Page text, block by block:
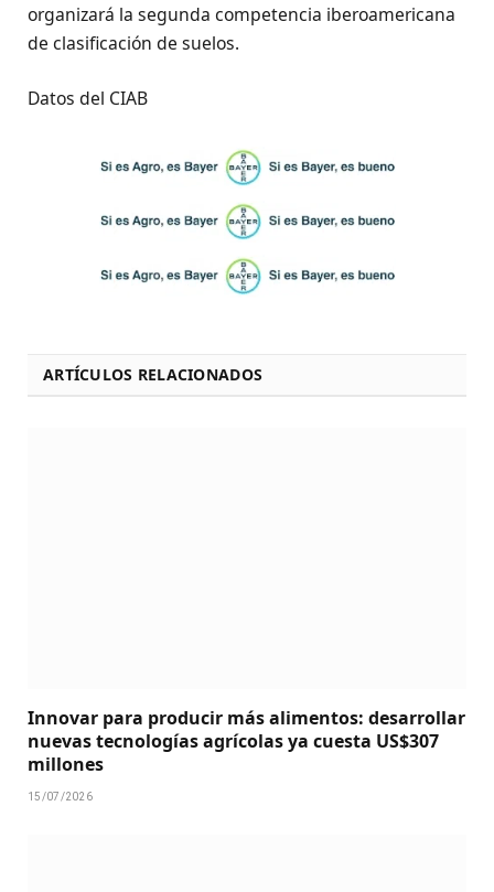
organizará la segunda competencia iberoamericana
de clasificación de suelos.
Datos del CIAB
ARTÍCULOS RELACIONADOS
Innovar para producir más alimentos: desarrollar
nuevas tecnologías agrícolas ya cuesta US$307
millones
15/07/2026